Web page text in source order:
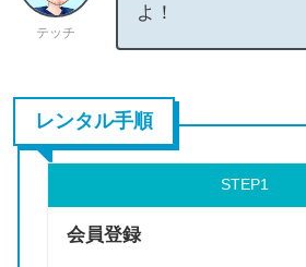
テッチ
よ！
レンタル手順
STEP
会員登録